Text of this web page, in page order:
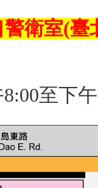
衛室(臺
至下